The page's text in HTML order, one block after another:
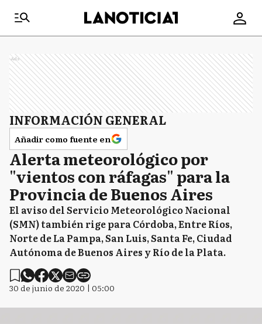
Ads
INFORMACIÓN GENERAL
Añadir como fuente en
Alerta meteorológico por
"vientos con ráfagas" para la
Provincia de Buenos Aires
El aviso del Servicio Meteorológico Nacional
(SMN) también rige para Córdoba, Entre Ríos,
Norte de La Pampa, San Luis, Santa Fe, Ciudad
Autónoma de Buenos Aires y Río de la Plata.
30 de junio de 2020 | 05:00